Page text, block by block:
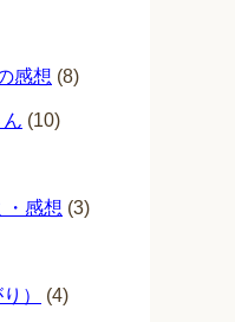
感想 (8)
(10)
・感想 (3)
） (4)